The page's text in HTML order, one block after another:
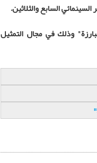
السابع والثلاثين.
البارزة" وذلك في مجال التمثيل
"